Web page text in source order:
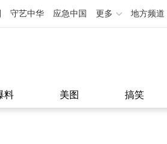
守艺中华 应急中国 更多 地方频道
料 美图 搞笑